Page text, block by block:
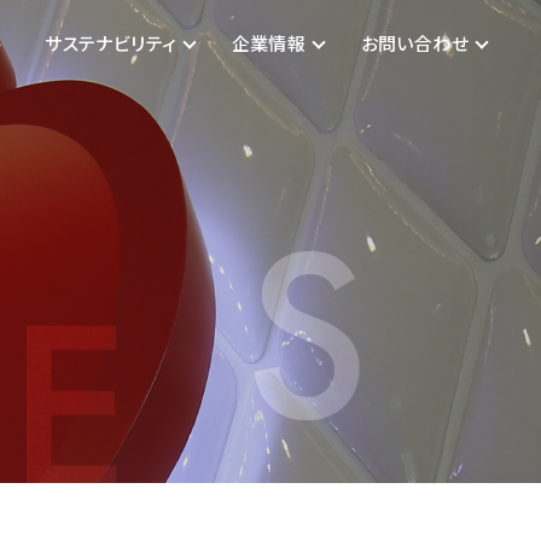
サステナビリティ 企業情報 お問い合わせ